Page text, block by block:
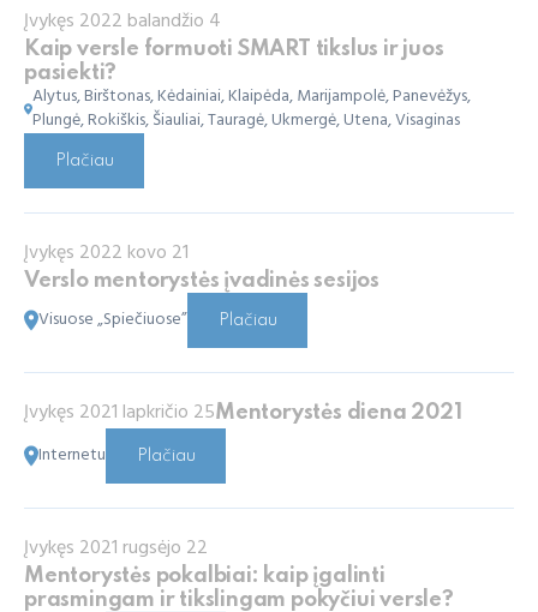
Įvykęs 2022 balandžio 4
Kaip versle formuoti SMART tikslus ir juos
pasiekti?
Alytus, Birštonas, Kėdainiai, Klaipėda, Marijampolė, Panevėžys,
Plungė, Rokiškis, Šiauliai, Tauragė, Ukmergė, Utena, Visaginas
Plačiau
Įvykęs 2022 kovo 21
Verslo mentorystės įvadinės sesijos
Visuose „Spiečiuose” Plačiau
Įvykęs 2021 lapkričio 25Mentorystės diena 2021
Internetu Plačiau
Įvykęs 2021 rugsėjo 22
Mentorystės pokalbiai: kaip įgalinti
prasmingam ir tikslingam pokyčiui versle?